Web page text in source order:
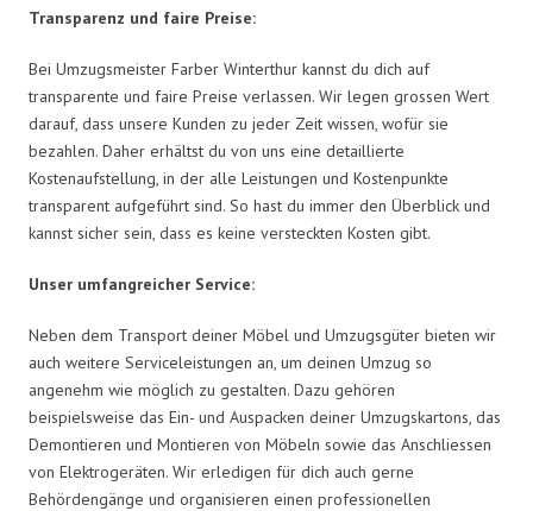
Transparenz und faire Preise:
Bei Umzugsmeister Farber Winterthur kannst du dich auf
transparente und faire Preise verlassen. Wir legen grossen Wert
darauf, dass unsere Kunden zu jeder Zeit wissen, wofür sie
bezahlen. Daher erhältst du von uns eine detaillierte
Kostenaufstellung, in der alle Leistungen und Kostenpunkte
transparent aufgeführt sind. So hast du immer den Überblick und
kannst sicher sein, dass es keine versteckten Kosten gibt.
Unser umfangreicher Service:
Neben dem Transport deiner Möbel und Umzugsgüter bieten wir
auch weitere Serviceleistungen an, um deinen Umzug so
angenehm wie möglich zu gestalten. Dazu gehören
beispielsweise das Ein- und Auspacken deiner Umzugskartons, das
Demontieren und Montieren von Möbeln sowie das Anschliessen
von Elektrogeräten. Wir erledigen für dich auch gerne
Behördengänge und organisieren einen professionellen